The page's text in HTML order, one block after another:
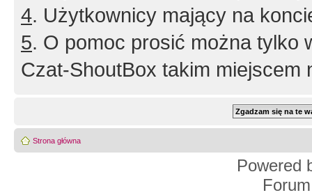
4. Użytkownicy mający na
5. O pomoc prosić można tylko
Czat-ShoutBox takim miejscem
Strona główna
Powered